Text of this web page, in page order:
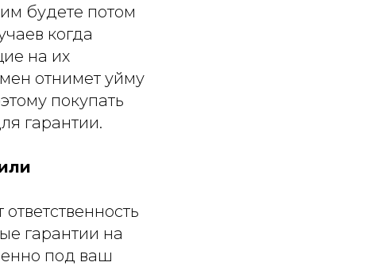
будете потом
когда
на их
отнимет уйму
покупать
гарантии.
гарантии на
под ваш